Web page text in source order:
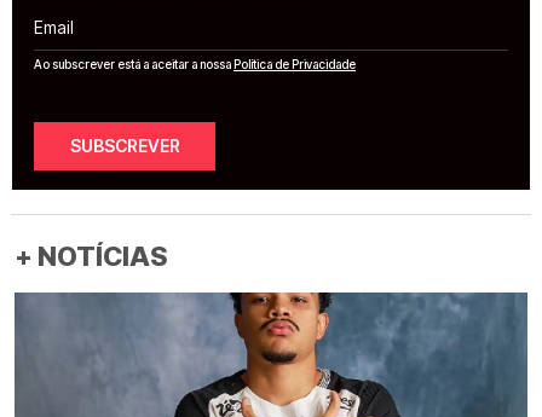
Email
Ao subscrever está a aceitar a nossaPolítica de Privacidade
SUBSCREVER
+ NOTÍCIAS